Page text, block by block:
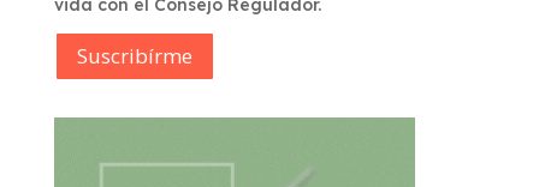
Suscribírme